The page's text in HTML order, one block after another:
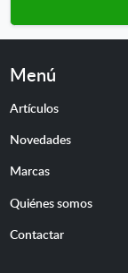
Menú
Artículos
Novedades
Marcas
Quiénes somos
Contactar